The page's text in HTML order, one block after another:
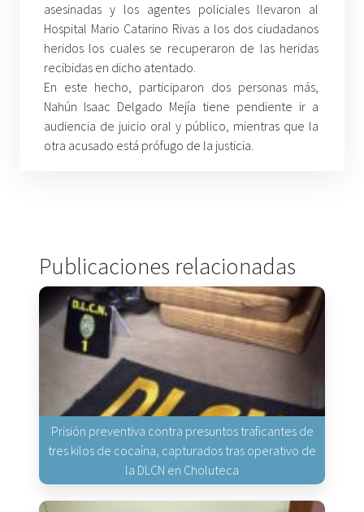
asesinadas y los agentes policiales llevaron al
Hospital Mario Catarino Rivas a los dos ciudadanos
heridos los cuales se recuperaron de las heridas
recibidas en dicho atentado.
En este hecho, participaron dos personas más,
Nahún Isaac Delgado Mejía tiene pendiente ir a
audiencia de juicio oral y público, mientras que la
otra acusado está prófugo de la justicia.
Publicaciones relacionadas
Prisión preventiva contra presuntos traficantes de
tres kilos de cocaína, capturados tras operativo de
la DLCN en Choluteca